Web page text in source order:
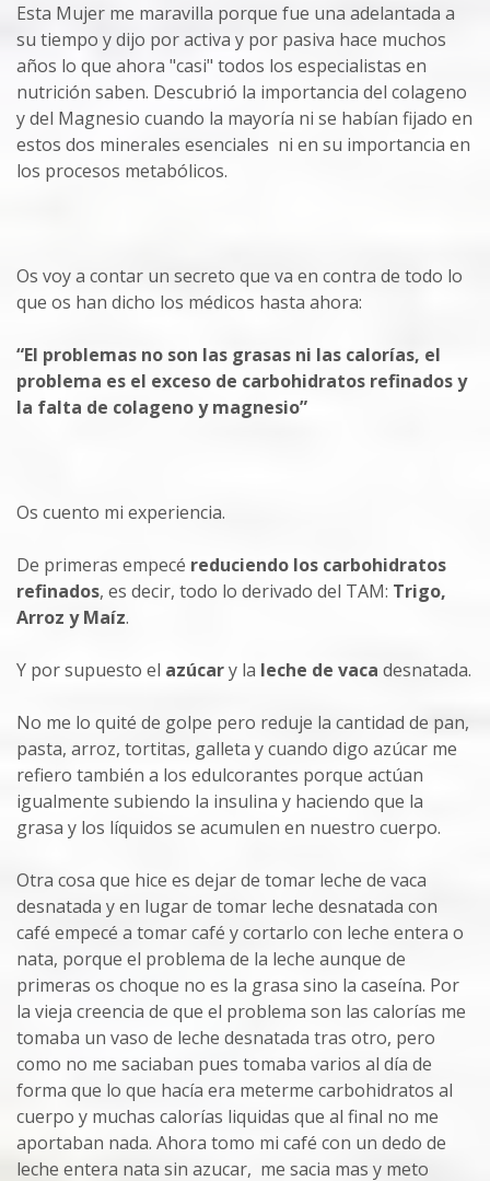
Esta Mujer me maravilla porque fue una adelantada a
su tiempo y dijo por activa y por pasiva hace muchos
años lo que ahora "casi" todos los especialistas en
nutrición saben. Descubrió la importancia del colageno
y del Magnesio cuando la mayoría ni se habían fijado en
estos dos minerales esenciales ni en su importancia en
los procesos metabólicos.
Os voy a contar un secreto que va en contra de todo lo
que os han dicho los médicos hasta ahora:
“El problemas no son las grasas ni las calorías, el
problema es el exceso de carbohidratos refinados y
la falta de colageno y magnesio”
Os cuento mi experiencia.
De primeras empecé reduciendo los carbohidratos
refinados, es decir, todo lo derivado del TAM: Trigo,
Arroz y Maíz.
Y por supuesto el azúcary la leche de vaca desnatada.
No me lo quité de golpe pero reduje la cantidad de pan,
pasta, arroz, tortitas, galleta y cuando digo azúcar me
refiero también a los edulcorantes porque actúan
igualmente subiendo la insulina y haciendo que la
grasa y los líquidos se acumulen en nuestro cuerpo.
Otra cosa que hice es dejar de tomar leche de vaca
desnatada y en lugar de tomar leche desnatada con
café empecé a tomar café y cortarlo con leche entera o
nata, porque el problema de la leche aunque de
primeras os choque no es la grasa sino la caseína. Por
la vieja creencia de que el problema son las calorías me
tomaba un vaso de leche desnatada tras otro, pero
como no me saciaban pues tomaba varios al día de
forma que lo que hacía era meterme carbohidratos al
cuerpo y muchas calorías liquidas que al final no me
aportaban nada. Ahora tomo mi café con un dedo de
leche entera nata sin azucar, me sacia mas y meto